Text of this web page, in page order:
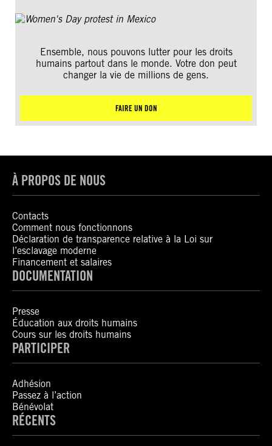
Ensemble, nous pouvons lutter pour les droits
humains partout dans le monde. Votre don peut
changer la vie de millions de gens.
FAIRE UN DON
À PROPOS DE NOUS
Contacts
Comment nous fonctionnons
Déclaration de transparence relative à la Loi sur
l’esclavage moderne
Financement et salaires
DOCUMENTATION
Presse
Éducation aux droits humains
Cours sur les droits humains
PARTICIPER
Adhésion
Passez à l’action
Bénévolat
RÉCENTS